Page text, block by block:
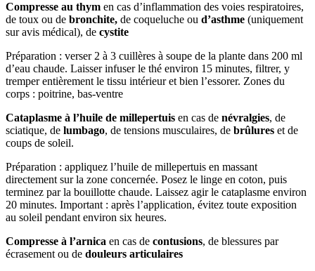
Compresse au thym en cas d’inflammation des voies respiratoires,
de toux ou de bronchite, de coqueluche ou d’asthme (uniquement
sur avis médical), de cystite
Préparation : verser 2 à 3 cuillères à soupe de la plante dans 200 ml
d’eau chaude. Laisser infuser le thé environ 15 minutes, filtrer, y
tremper entièrement le tissu intérieur et bien l’essorer. Zones du
corps : poitrine, bas-ventre
Cataplasme à l’huile de millepertuis en cas de névralgies, de
sciatique, de lumbago, de tensions musculaires, de brûlures et de
coups de soleil.
Préparation : appliquez l’huile de millepertuis en massant
directement sur la zone concernée. Posez le linge en coton, puis
terminez par la bouillotte chaude. Laissez agir le cataplasme environ
20 minutes. Important : après l’application, évitez toute exposition
au soleil pendant environ six heures.
Compresse à l’arnica en cas de contusions, de blessures par
écrasement ou de douleurs articulaires